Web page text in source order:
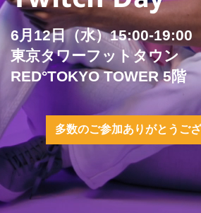
6月12日（水）15:00-19:00
東京タワーフットタウン
RED°TOKYO TOWER 5階
多数のご参加ありがとうご